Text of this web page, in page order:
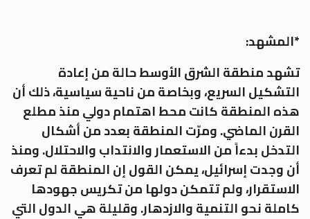
*المشهد:
تشهد منطقة الشرق الأوسط حالة من إعادة
التشكيل السريع، وبخاصة من ناحية سياسية، ذلك أن
هذه المنطقة كانت محط اهتمام دولي منذ مطلع
القرن الماضي. ومرّت المنطقة بعدد من أشكال
التدخل بدءاً من الاستعمار والانتداب والاحتلال. ومنذ
أن وجدت إسرائيل، يمكن القول إن المنطقة لم تعرف
الاستقرار، ولم تتمكن دولها من تكريس جهودها
كاملة نحو التنمية والازدهار. وقليلة هي الدول التي